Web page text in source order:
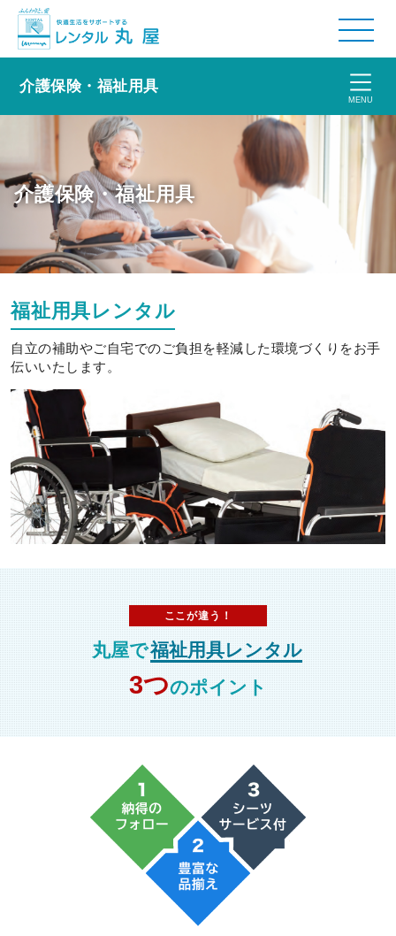
介護保険・福祉用具
MENU
介護保険・福祉用具
福祉用具レンタル
自立の補助やご自宅でのご負担を軽減した環境づくりをお手
伝いいたします。
ここが違う！
丸屋で福祉用具レンタル
3つのポイント